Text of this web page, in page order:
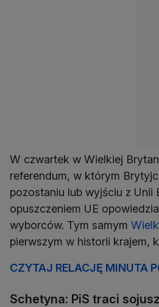
W czwartek w Wielkiej
referendum, w którym
pozostaniu lub wyjściu z Unii
opuszczeniem UE
wyborców. Tym samym
pierwszym w historii krajem,
CZYTAJ RELACJĘ MINUTA
Schetyna: PiS traci